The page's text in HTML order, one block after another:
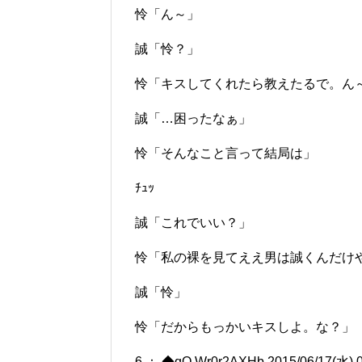
怜「ん～」
誠「怜？」
怜「キスしてくれたら教えたるで。ん
誠「…困ったなぁ」
怜「そんなこと言って結局は」
ﾁｭｯ
誠「これでいい？」
怜「私の裸を見てええ男は誠くんだけ
誠「怜」
怜「だからもっかいキスしよ。な？」